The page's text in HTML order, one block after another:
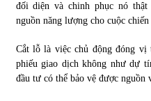
31/05/
Chứng khoán
31/05/
đối diện và chinh phục nó thật
nguồn năng lượng cho cuộc
Cắt lỗ là việc chủ động đóng vị
phiếu giao dịch không như dự
đầu tư có thể bảo vệ được nguồn